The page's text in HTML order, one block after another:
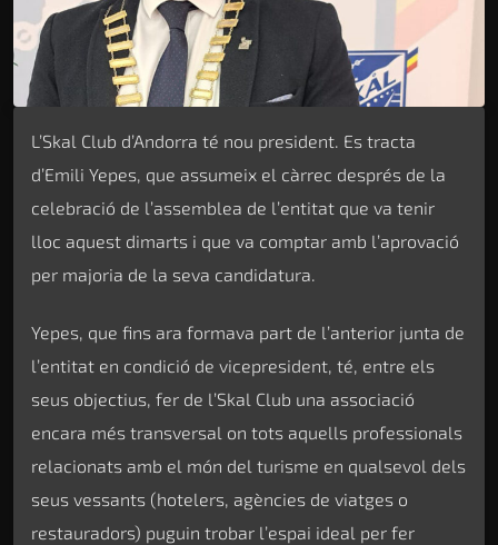
L’Skal Club d’Andorra té nou president. Es tracta
d’Emili Yepes, que assumeix el càrrec després de la
celebració de l’assemblea de l’entitat que va tenir
lloc aquest dimarts i que va comptar amb l’aprovació
per majoria de la seva candidatura.
Yepes, que fins ara formava part de l’anterior junta de
l’entitat en condició de vicepresident, té, entre els
seus objectius, fer de l’Skal Club una associació
encara més transversal on tots aquells professionals
relacionats amb el món del turisme en qualsevol dels
seus vessants (hotelers, agències de viatges o
restauradors) puguin trobar l’espai ideal per fer